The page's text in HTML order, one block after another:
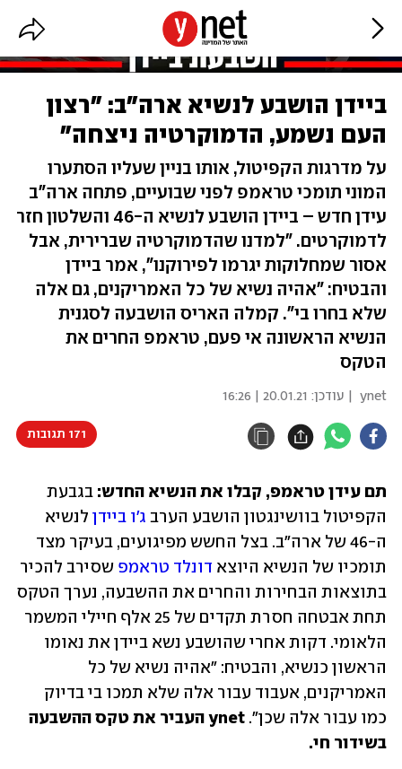
ביידן הושבע לנשיא ארה"ב: "רצון
העם נשמע, הדמוקרטיה ניצחה"
על מדרגות הקפיטול, אותו בניין שעליו הסתערו
המוני תומכי טראמפ לפני שבועיים, פתחה ארה"ב
עידן חדש – ביידן הושבע לנשיא ה-46 והשלטון חזר
לדמוקרטים. "למדנו שהדמוקרטיה שברירית, אבל
אסור שמחלוקות יגרמו לפירוקנו", אמר ביידן
והבטיח: "אהיה נשיא של כל האמריקנים, גם אלה
שלא בחרו בי". קמלה האריס הושבעה לסגנית
הנשיא הראשונה אי פעם, טראמפ החרים את
הטקס
ynet | עודכן: 20.01.21 | 16:26
171 תגובות
תם עידן טראמפ, קבלו את הנשיא החדש:
הקפיטול בוושינגטון הושבע הערב ג'ו ביידן
תומכיו של הנשיא היוצא דונלד טראמפ
כמו עבור אלה שכן".
בשידור חי.